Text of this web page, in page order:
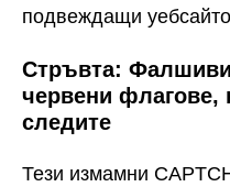
подвеждащи
Стръвта: Фалшиви
червени флагове,
следите
Тези измамни